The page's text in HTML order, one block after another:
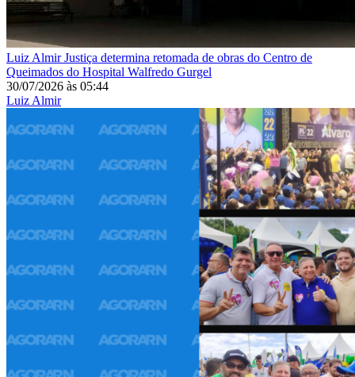
Luiz AlmirJustiça determina retomada de obras do Centro de
Queimados do Hospital Walfredo Gurgel
30/07/2026 às 05:44
Luiz Almir